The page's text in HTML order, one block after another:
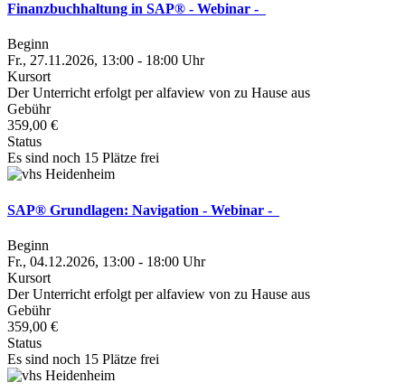
Finanzbuchhaltung in SAP® - Webinar -
Beginn
Fr., 27.11.2026, 13:00 - 18:00 Uhr
Kursort
Der Unterricht erfolgt per alfaview von zu Hause aus
Gebühr
359,00 €
Status
Es sind noch 15 Plätze frei
SAP® Grundlagen: Navigation - Webinar -
Beginn
Fr., 04.12.2026, 13:00 - 18:00 Uhr
Kursort
Der Unterricht erfolgt per alfaview von zu Hause aus
Gebühr
359,00 €
Status
Es sind noch 15 Plätze frei